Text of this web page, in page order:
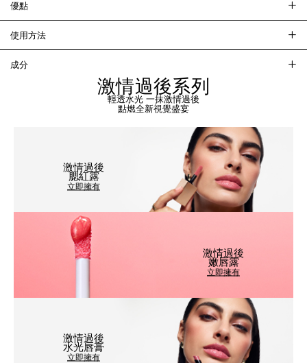
優點
使用方法
成分
激情過後系列
輕透水光 一抹激情過後
點燃全新視覺盛宴
激情過後
腮紅露
立即擁有
激情過後
嫩唇露
立即擁有
激情過後
水光唇膏
立即擁有